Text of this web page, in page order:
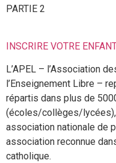
PARTIE 2
INSCRIRE VOTRE
L’APEL – l’Association
l’Enseignement Libre –
répartis dans plus de
(écoles/collèges/lycées),
association nationale de
association reconnue
catholique.